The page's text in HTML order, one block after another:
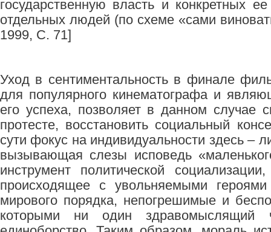
государственную власть и конкретных
отдельных людей (по схеме «сами
1999, C. 71]
Уход в сентиментальность в финале
для популярного кинематографа и
его успеха, позволяет в данном случае
протесте, восстановить социальный
сути фокус на индивидуальности здесь –
вызывающая слезы исповедь
инструмент политической
происходящее с увольняемыми
мирового порядка, непогрешимые и
которыми ни один здравомыслящий